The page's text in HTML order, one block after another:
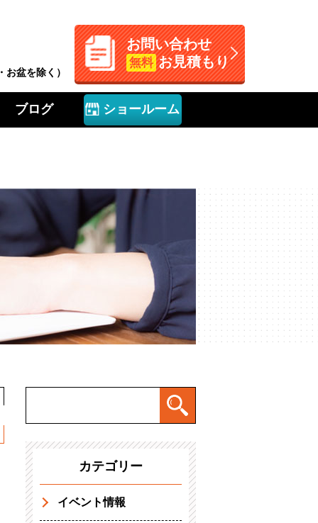
盆を除く）
お問い合わせ
無料 お見積もり
ブログ ショールーム
カテゴリー
イベント情報